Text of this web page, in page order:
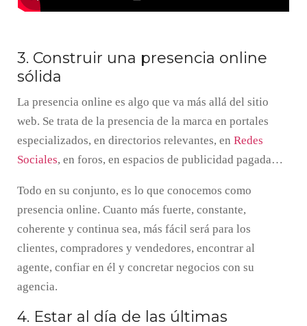
3. Construir una presencia online
sólida
La presencia online es algo que va más allá del sitio
web. Se trata de la presencia de la marca en portales
especializados, en directorios relevantes, en Redes
Sociales, en foros, en espacios de publicidad pagada…
Todo en su conjunto, es lo que conocemos como
presencia online. Cuanto más fuerte, constante,
coherente y continua sea, más fácil será para los
clientes, compradores y vendedores, encontrar al
agente, confiar en él y concretar negocios con su
agencia.
4. Estar al día de las últimas